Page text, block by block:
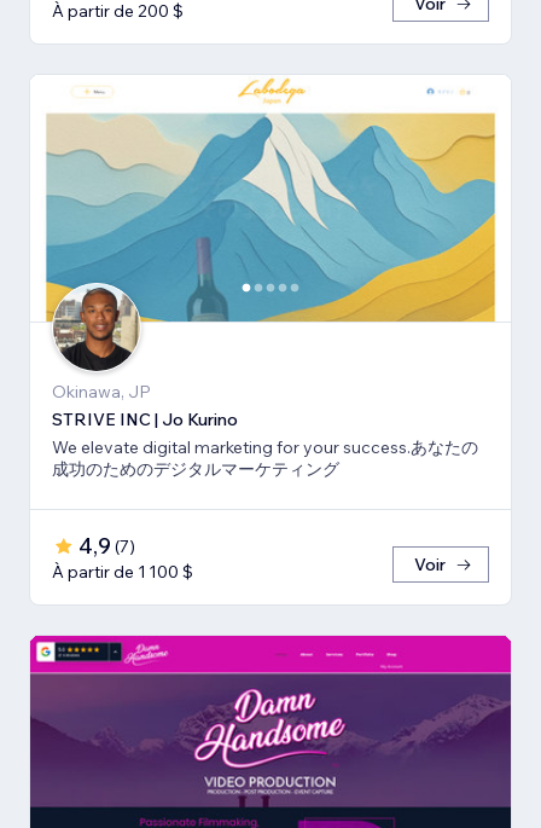
À partir de 200 $
Okinawa, JP
STRIVE INC | Jo Kurino
We elevate digital marketing for your success.あなたの
成功のためのデジタルマーケティング
4,9 (7)
À partir de 1 100 $
Voir